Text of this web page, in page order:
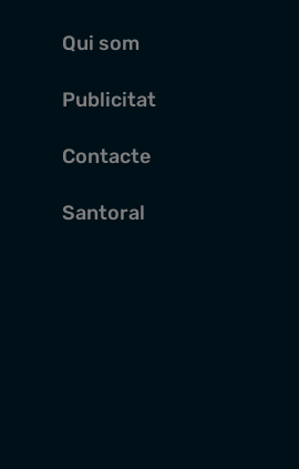
Qui som
Publicitat
Contacte
Santoral